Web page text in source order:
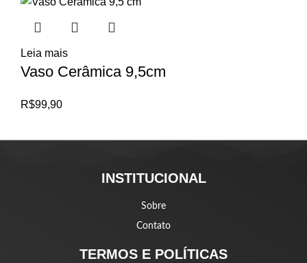
Leia mais
Vaso Cerâmica 9,5cm
R$99,90
INSTITUCIONAL
Sobre
Contato
TERMOS E POLÍTICAS